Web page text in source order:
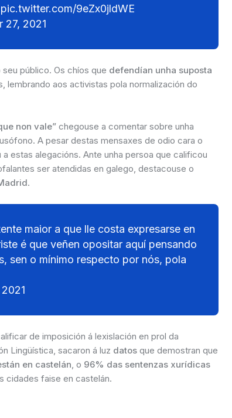
pic.twitter.com/9eZx0jldWE
27, 2021
público. Os chíos que defendían unha suposta
lembrando aos activistas pola normalización do
non vale” chegouse a comentar sobre unha
A pesar destas mensaxes de odio cara o
estas alegacións. Ante unha persoa que calificou
ser atendidas en galego, destacouse o
.
maior a que lle costa expresarse en
é que veñen opositar aquí pensando
sen o mínimo respecto por nós, pola
de imposición á lexislación en prol da
Lingüística, sacaron á luz datos que demostran que
en castelán, o 96% das sentenzas xurídicas
cidades faise en castelán.